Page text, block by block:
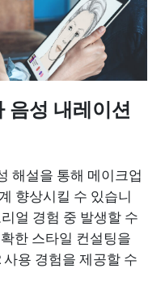
음성 내레이션
해설을 통해 메이크업
향상시킬 수 있습니
얼 경험 중 발생할 수
한 스타일 컨설팅을
용 경험을 제공할 수